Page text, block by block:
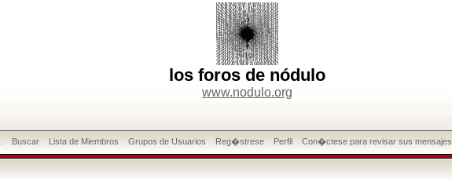
los foros de nódulo
www.nodulo.org
Buscar Lista de Miembros Grupos de Usuarios Reg�strese Perfil Con�ctese para revisar sus mensajes